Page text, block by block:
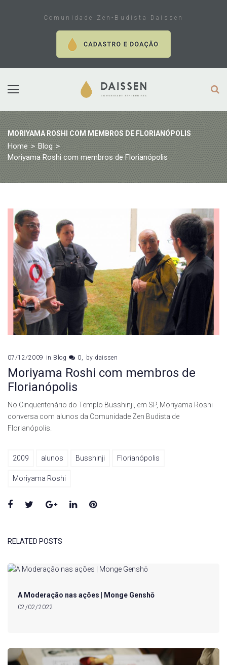
Comunidade Zen-Budista Daissen
MORIYAMA ROSHI COM MEMBROS DE FLORIANÓPOLIS
Home > Blog >
Moriyama Roshi com membros de Florianópolis
07/12/2009 in Blog 0 by daissen
Moriyama Roshi com membros de
Florianópolis
No Cinquentenário do Templo Busshinji, em SP, Moriyama Roshi
conversa com alunos da Comunidade Zen Budista de
Florianópolis.
2009 alunos Busshinji Florianópolis
Moriyama Roshi
Facebook
TwitterGoogle+LinkedInPinterest
RELATED POSTS
A Moderação nas ações | Monge Genshō
02/02/2022